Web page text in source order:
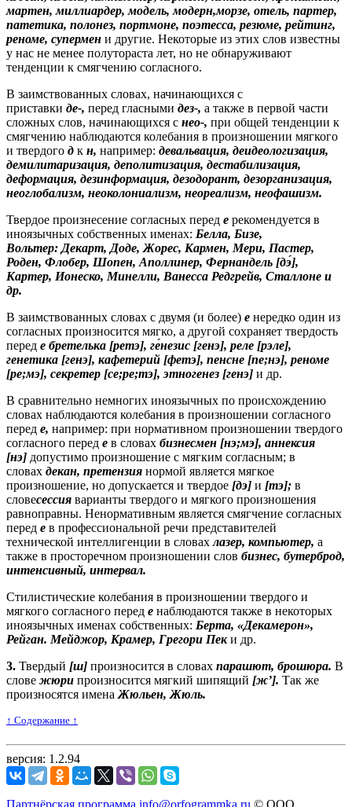
мартен, миллиардер, модель, модерн,морзе, отель, партер,
патетика, полонез, портмоне, поэтесса, резюме, рейтинг,
реноме, супермен и другие. Некоторые из этих слов известны
у нас не менее полутораста лет, но не обнаруживают
тенденции к смягчению согласного.
В заимствованных словах, начинающихся с
приставки де-, перед гласными дез-, а также в первой части
сложных слов, начинающихся с нео-, при общей тенденции к
смягчению наблюдаются колебания в произношении мягкого
и твердого д к н, например: девальвация, деидеологизация,
демилитаризация, деполитизация, дестабилизация,
деформация, дезинформация, дезодорант, дезорганизация,
неоглобализм, неоколониализм, неореализм, неофашизм.
Твердое произнесение согласных перед е рекомендуется в
иноязычных собственных именах: Белла, Бизе,
Вольтер: Декарт, Доде, Жорес, Кармен, Мери, Пастер,
Роден, Флобер, Шопен, Аполлинер, Фернандель [дэ́],
Картер, Ионеско, Минелли, Ванесса Редгрейв, Сталлоне и
др.
В заимствованных словах с двумя (и более) е нередко один из
согласных произносится мягко, а другой сохраняет твердость
перед е бретелька [ретэ], ге́незис [генэ], реле [рэле],
генетика [генэ], кафетерий [фетэ], пенсне [пе;нэ], реноме
[ре;мэ], секретер [се;ре;тэ], этногенез [генэ] и др.
В сравнительно немногих иноязычных по происхождению
словах наблюдаются колебания в произношении согласного
перед е, например: при нормативном произношении твердого
согласного перед е в словах бизнесмен [нэ;мэ], аннексия
[нэ] допустимо произношение с мягким согласным; в
словах декан, претензия нормой является мягкое
произношение, но допускается и твердое [дэ] и [тэ]; в
словесессия варианты твердого и мягкого произношения
равноправны. Ненормативным является смягчение согласных
перед е в профессиональной речи представителей
технической интеллигенции в словахлазер, компьютер, а
также в просторечном произношении слов бизнес, бутерброд,
интенсивный, интервал.
Стилистические колебания в произношении твердого и
мягкого согласного перед е наблюдаются также в некоторых
иноязычных именах собственных: Берта, «Декамерон»,
Рейган. Мейджор, Крамер, Грегори Пеки др.
3. Твердый [ш] произносится в словах парашют, брошюра. В
слове жюри произносится мягкий шипящий [ж’]. Так же
произносятся имена Жюльен, Жюль.
↑ Cодержание ↑
версия: 1.2.94
Партнёрская программа info@orfogrammka.ru © ООО